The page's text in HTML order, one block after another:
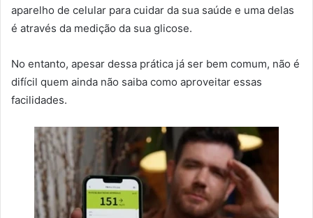
aparelho de celular para cuidar da sua saúde e uma delas
é através da medição da sua glicose.
No entanto, apesar dessa prática já ser bem comum, não é
difícil quem ainda não saiba como aproveitar essas
facilidades.